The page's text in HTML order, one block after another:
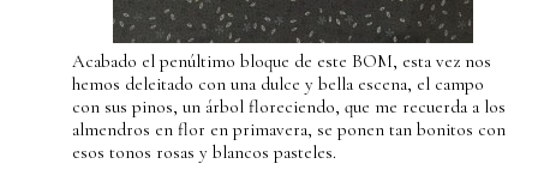
Acabado el penúltimo bloque de este BOM, esta vez nos
hemos deleitado con una dulce y bella escena, el campo
con sus pinos, un árbol floreciendo, que me recuerda a los
almendros en flor en primavera, se ponen tan bonitos con
esos tonos rosas y blancos pasteles.